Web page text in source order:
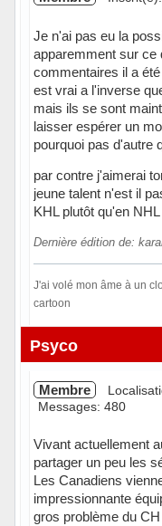
Je n'ai pas eu la
apparemment sur ce
commentaires il a
est vrai a l'inverse
mais ils se sont
laisser espérer un
pourquoi pas d'autre
par contre j'aimerai
jeune talent n'est il
KHL plutôt qu'en NHL
Dernière édition de:
J'ai volé mon âme à un
cartoon
Hors ligne
Psyco
Membre
Messages: 480
Vivant actuellement
partager un peu les
Les Canadiens
impressionnante
gros problème du